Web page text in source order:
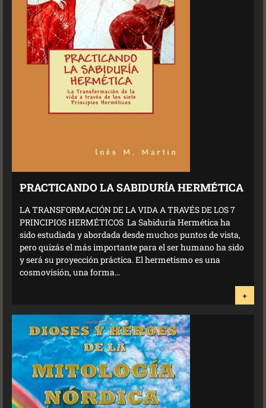
PRACTICANDO LA SABIDURÍA HERMÉTICA
LA TRANSFORMACIÓN DE LA VIDA A TRAVÉS DE LOS 7
PRINCIPIOS HERMÉTICOS La Sabiduría Hermética ha
sido estudiada y abordada desde muchos puntos de vista,
pero quizás el más importante para el ser humano ha sido
y será su proyección práctica. El hermetismo es una
cosmovisión, una forma...
+